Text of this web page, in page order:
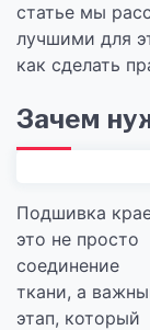
статье мы
лучшими для
как сделать
Зачем
Подшивка
это не просто
соединение
ткани, а
этап, который